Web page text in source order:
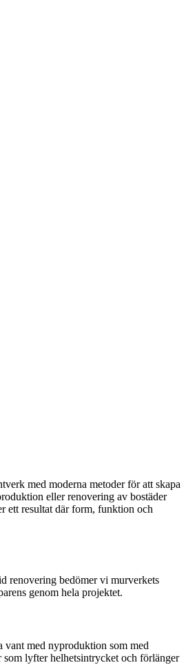
med moderna metoder för att skapa
eller renovering av bostäder
ett resultat där form, funktion och
renovering bedömer vi murverkets
genom hela projektet.
vant med nyproduktion som med
som lyfter helhetsintrycket och förlänger